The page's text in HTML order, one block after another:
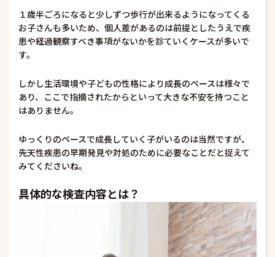
１歳半ごろになると少しずつ歩行が出来るようになってくる
お子さんも多いため、個人差があるのは前提としたうえで疾
患や経過観察すべき事項がないかを診ていくケースが多いで
す。
しかし生活環境や子どもの性格により成長のペースは様々で
あり、ここで指摘されたからといって大きな不安を持つこと
はありません。
ゆっくりのペースで成長していく子がいるのは当然ですが、
先天性疾患の早期発見や対処のために必要なことだと捉えて
みてくださいね。
具体的な検査内容とは？